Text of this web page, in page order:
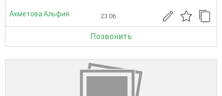
Ахметова Альфия 23.06
Позвонить